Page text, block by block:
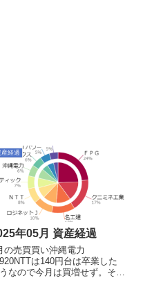
産経過
年05月 資産経過
の売買買い沖縄電力
は140円台は卒業した
なので今月は買増せず。その